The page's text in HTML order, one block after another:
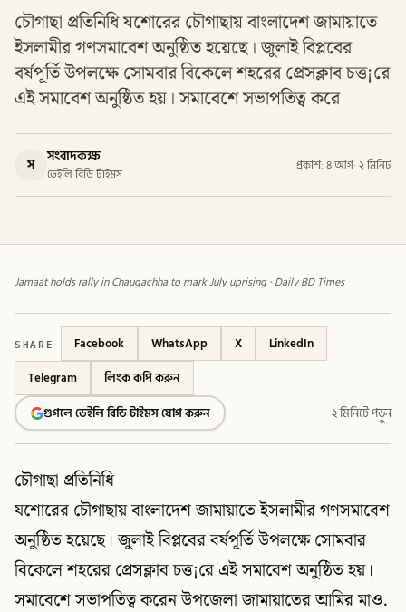
চৌগাছা প্রতিনিধি যশোরের চৌগাছায় বাংলাদেশ জামায়াতে
ইসলামীর গণসমাবেশ অনুষ্ঠিত হয়েছে। জুলাই বিপ্লবের
বর্ষপূর্তি উপলক্ষে সোমবার বিকেলে শহরের প্রেসক্লাব চত্ত¡রে
এই সমাবেশ অনুষ্ঠিত হয়। সমাবেশে সভাপতিত্ব করে
স সংবাদকক্ষ
ডেইলি বিডি টাইমস
প্রকাশ: ৪ আগ· ২ মিনিট
Jamaat holds rally in Chaugachha to mark July uprising · Daily BD Times
SHARE Facebook WhatsApp X
LinkedIn
Telegram
লিংক কপি করুন
গুগলে ডেইলি বিডি টাইমস যোগ করুন
২ মিনিটে পড়ুন
চৌগাছা প্রতিনিধি
যশোরের চৌগাছায় বাংলাদেশ জামায়াতে ইসলামীর গণসমাবেশ
অনুষ্ঠিত হয়েছে। জুলাই বিপ্লবের বর্ষপূর্তি উপলক্ষে সোমবার
বিকেলে শহরের প্রেসক্লাব চত্ত¡রে এই সমাবেশ অনুষ্ঠিত হয়।
সমাবেশে সভাপতিত্ব করেন উপজেলা জামায়াতের আমির মাও.